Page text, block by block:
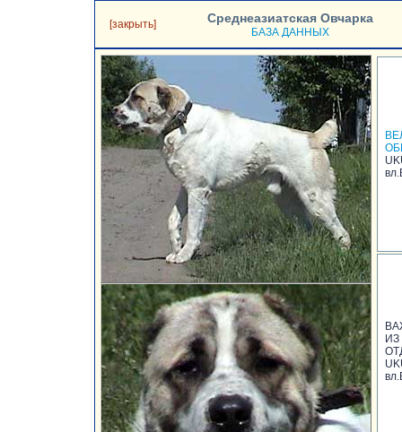
[закрыть] Среднеазиатская Овчарка
БАЗА ДАННЫХ